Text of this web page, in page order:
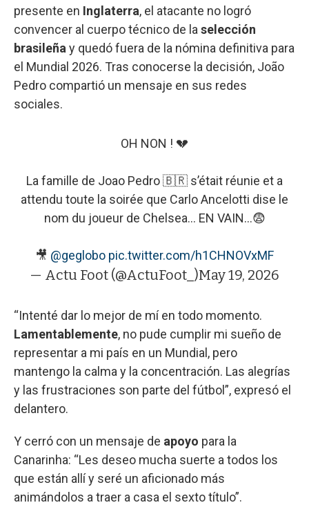
presente en Inglaterra, el atacante no logró
convencer al cuerpo técnico de la selección
brasileña y quedó fuera de la nómina definitiva para
el Mundial 2026. Tras conocerse la decisión, João
Pedro compartió un mensaje en sus redes
sociales.
OH NON ! 💔
La famille de Joao Pedro 🇧🇷 s’était réunie et a
attendu toute la soirée que Carlo Ancelotti dise le
nom du joueur de Chelsea… EN VAIN…😨
🎥 @geglobo pic.twitter.com/h1CHNOVxMF
— Actu Foot (@ActuFoot_)May 19, 2026
“Intenté dar lo mejor de mí en todo momento.
Lamentablemente, no pude cumplir mi sueño de
representar a mi país en un Mundial, pero
mantengo la calma y la concentración. Las alegrías
y las frustraciones son parte del fútbol”, expresó el
delantero.
Y cerró con un mensaje de apoyo para la
Canarinha: “Les deseo mucha suerte a todos los
que están allí y seré un aficionado más
animándolos a traer a casa el sexto título”.